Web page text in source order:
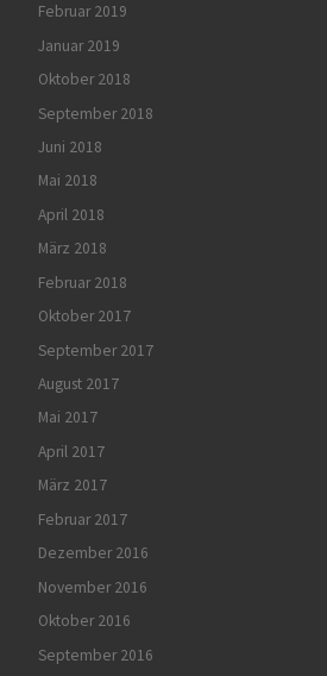
Februar 2019
Januar 2019
Oktober 2018
September 2018
Juni 2018
Mai 2018
April 2018
März 2018
Februar 2018
Oktober 2017
September 2017
August 2017
Mai 2017
April 2017
März 2017
Februar 2017
Dezember 2016
November 2016
Oktober 2016
September 2016